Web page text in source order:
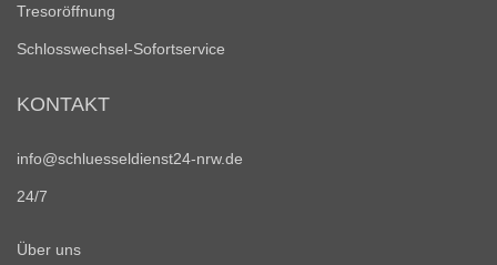
Tresoröffnung
Schlosswechsel-Sofortservice
KONTAKT
info@schluesseldienst24-nrw.de
24/7
Über uns